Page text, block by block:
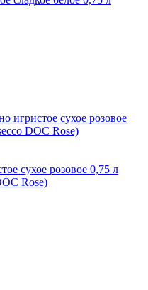
сухое розовое 0,75 л
Rose)